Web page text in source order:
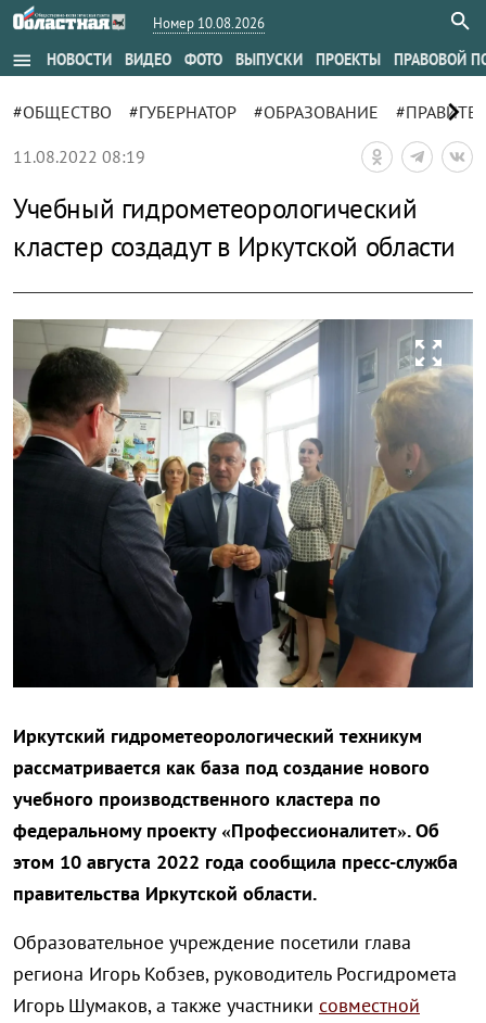
Номер 10.08.2026
menu НОВОСТИ ВИДЕО ФОТО ВЫПУСКИ ПРОЕКТЫ ПРАВОВОЙ
#ОБЩЕСТВО #ГУБЕРНАТОР #ОБРАЗОВАНИЕ chevron_right
11.08.2022 08:19
Учебный гидрометеорологический
кластер создадут в Иркутской области
zoom_out_map
Иркутский гидрометеорологический техникум
рассматривается как база под создание нового
учебного производственного кластера по
федеральному проекту «Профессионалитет». Об
этом 10 августа 2022 года сообщила пресс-служба
правительства Иркутской области.
Образовательное учреждение посетили глава
региона Игорь Кобзев, руководитель Росгидромета
Игорь Шумаков, а также участники совместной